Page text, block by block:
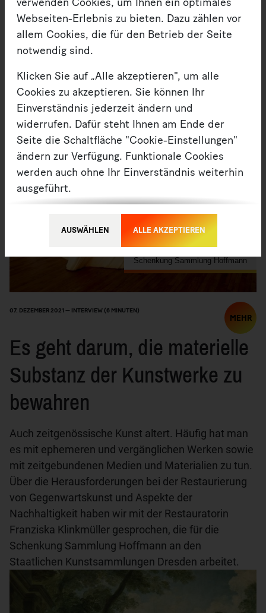
Webseiten-Erlebnis zu bieten. Dazu zählen vor
allem Cookies, die für den Betrieb der Seite
notwendig sind.
Klicken Sie auf „Alle akzeptieren", um alle
Cookies zu akzeptieren. Sie können Ihr
Einverständnis jederzeit ändern und
widerrufen. Dafür steht Ihnen am Ende der
Seite die Schaltfläche "Cookie-Einstellungen"
ändern zur Verfügung. Funktionale Cookies
werden auch ohne Ihr Einverständnis weiterhin
ausgeführt.
Möchten Sie die verwendeten Cookies
anpassen, erreichen Sie die Einstellungen über
die Schaltfläche "Auswählen".
Weitere Informationen finden Sie in unseren
AUSWÄHLEN ALLE AKZEPTIEREN
In der zweiten Auflage des Formats in diesem Jahr
geschieht das in Kooperation mit dem art Kapella
Schkeuditz e. V.
07. DEZEMBER 2021 — INTERVIEW (6 MINUTEN)
MEHR
Es geht darum, die materielle
Substanz der Kunstwerke zu
bewahren
Auch zeitgenössische Kunst altert. Häufig hat man
es mit ephemeren und vergänglichen Werken sowie
mit zeitgebundenen Medien und Materialien zu tun.
Über die Herausforderungen bei der Restaurierung
von Gegenwartskunst und Aspekte der
Nachhaltigkeit haben wir mit der Restauratorin
Franziska Klinkmüller gesprochen, die für die
Schenkung Sammlung Hoffmann an den
Staatlichen Kunstsammlungen Dresden arbeitet.
Nachhaltigkeit
Schenkung Sammlung Hoffmann